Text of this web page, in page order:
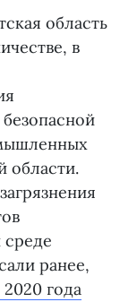
область
в
области.
ранее,
года